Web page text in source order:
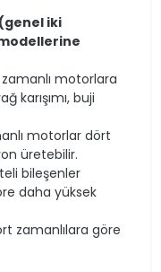
iki
motorlara
karışımı, buji
motorlar dört
üretebilir.
bileşenler
daha yüksek
zamanlılara göre